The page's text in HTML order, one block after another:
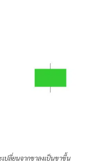
เปลี่ยนจากขาลงเป็นขาขึ้น